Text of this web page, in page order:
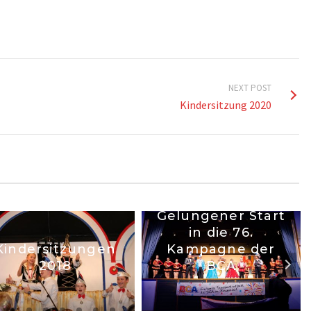
NEXT POST
Kindersitzung 2020
2018
Gelungener Start
in die 76.
Kampagne der
BCA